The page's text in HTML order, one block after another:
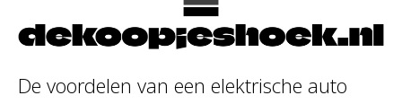
De voordelen van een elektrische auto